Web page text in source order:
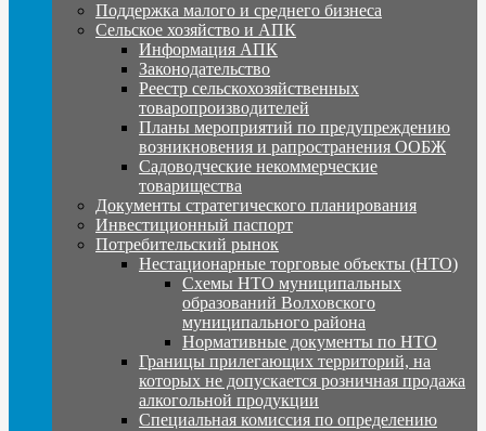
Поддержка малого и среднего бизнеса
Сельское хозяйство и АПК
Информация АПК
Законодательство
Реестр сельскохозяйственных
товаропроизводителей
Планы мероприятий по предупреждению
возникновения и рапространения ООБЖ
Садоводческие некоммерческие
товарищества
Документы стратегического планирования
Инвестиционный паспорт
Потребительский рынок
Нестационарные торговые объекты (НТО)
Схемы НТО муниципальных
образований Волховского
муниципального района
Нормативные документы по НТО
Границы прилегающих территорий, на
которых не допускается розничная продажа
алкогольной продукции
Специальная комиссия по определению